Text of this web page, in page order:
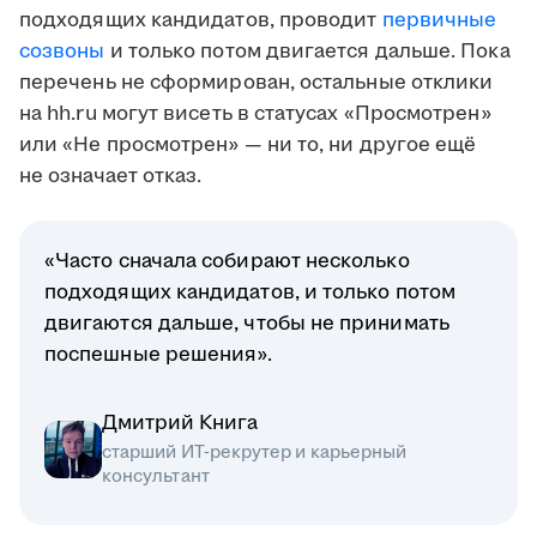
подходящих кандидатов, проводит первичные
созвоны и только потом двигается дальше. Пока
перечень не сформирован, остальные отклики
на hh.ru могут висеть в статусах «Просмотрен»
или «Не просмотрен» — ни то, ни другое ещё
не означает отказ.
«Часто сначала собирают несколько
подходящих кандидатов, и только потом
двигаются дальше, чтобы не принимать
поспешные решения».
Дмитрий Книга
старший ИТ-рекрутер и карьерный
консультант